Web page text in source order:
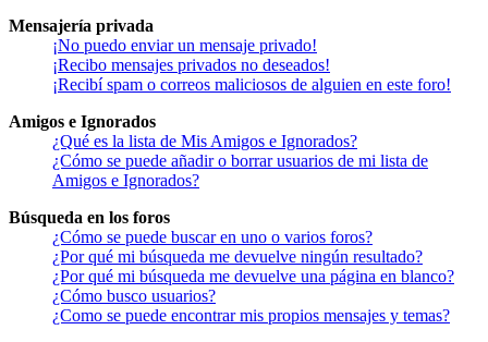
Mensajería privada
¡No puedo enviar un mensaje privado!
¡Recibo mensajes privados no deseados!
¡Recibí spam o correos maliciosos de alguien en este foro!
Amigos e Ignorados
¿Qué es la lista de Mis Amigos e Ignorados?
¿Cómo se puede añadir o borrar usuarios de mi lista de
Amigos e Ignorados?
Búsqueda en los foros
¿Cómo se puede buscar en uno o varios foros?
¿Por qué mi búsqueda me devuelve ningún resultado?
¿Por qué mi búsqueda me devuelve una página en blanco?
¿Cómo busco usuarios?
¿Como se puede encontrar mis propios mensajes y temas?